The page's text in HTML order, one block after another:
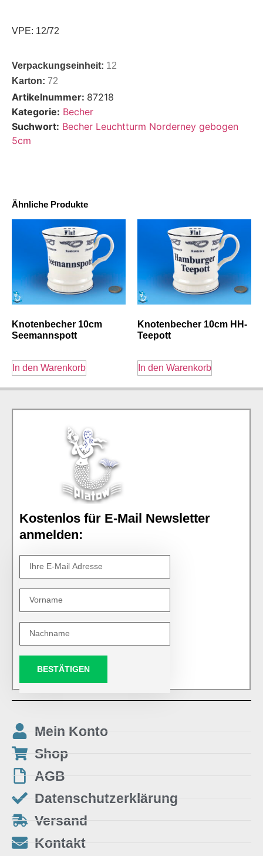
VPE: 12/72
Verpackungseinheit: 12
Karton: 72
Artikelnummer: 87218
Kategorie: Becher
Suchwort: Becher Leuchtturm Norderney gebogen
5cm
Ähnliche Produkte
Knotenbecher 10cm
Seemannspott
In den Warenkorb
Knotenbecher 10cm HH-
Teepott
In den Warenkorb
Kostenlos für E-Mail Newsletter
anmelden:
BESTÄTIGEN
Mein Konto
Shop
AGB
Datenschutzerklärung
Versand
Kontakt